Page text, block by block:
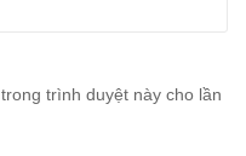
trình duyệt này cho lần